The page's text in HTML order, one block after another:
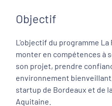
Objectif
L'objectif du programme
monter en compétences à
son projet, prendre
environnement
startup de Bordeaux et de
Aquitaine.